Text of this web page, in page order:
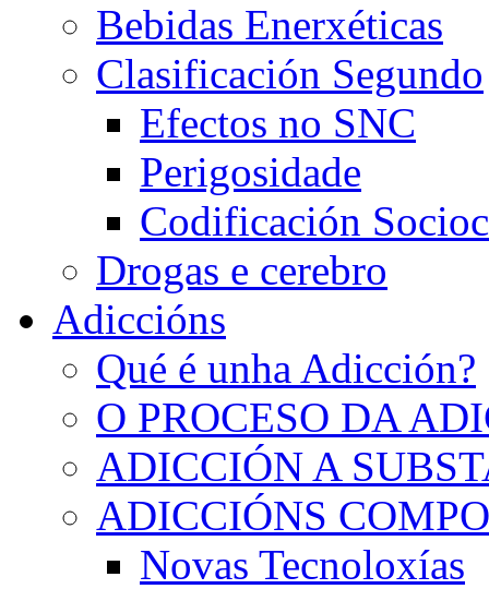
Bebidas Enerxéticas
Clasificación Segundo
Efectos no SNC
Perigosidade
Codificación
Drogas e cerebro
Adiccións
Qué é unha Adicción?
O PROCESO DA
ADICCIÓN A
ADICCIÓNS
Novas Tecnoloxías